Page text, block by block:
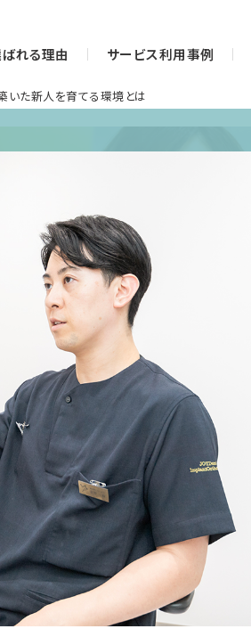
れる理由 サービス利用事例
た新人を育てる環境とは